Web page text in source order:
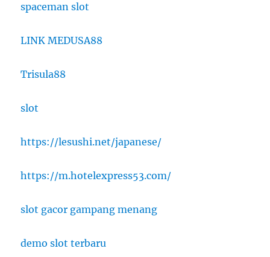
spaceman slot
LINK MEDUSA88
Trisula88
slot
https://lesushi.net/japanese/
https://m.hotelexpress53.com/
slot gacor gampang menang
demo slot terbaru